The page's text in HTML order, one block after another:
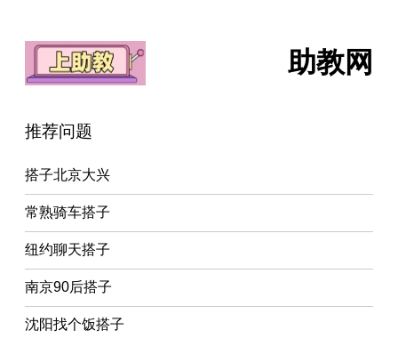
助教网
推荐问题
搭子北京大兴
常熟骑车搭子
纽约聊天搭子
南京90后搭子
沈阳找个饭搭子